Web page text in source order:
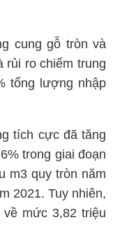
cung gỗ tròn và
ro chiếm trung
tổng lượng nhập
tích cực đã tăng
trong giai đoạn
m3 quy tròn năm
2021. Tuy nhiên,
mức 3,82 triệu